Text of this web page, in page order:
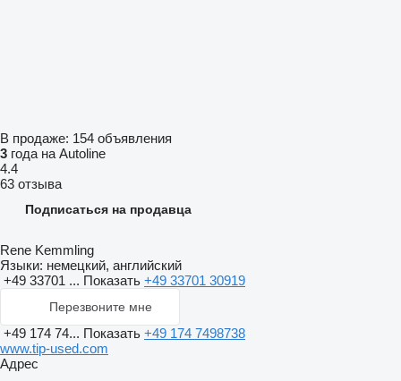
В продаже: 154 объявления
3 года на Autoline
4.4
63 отзыва
Подписаться на продавца
Rene Kemmling
Языки: немецкий, английский
+49 33701 ... Показать +49 33701 30919
Перезвоните мне
+49 174 74... Показать +49 174 7498738
www.tip-used.com
Адрес